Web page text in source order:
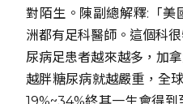
對陌生。陳副總解釋:「美
洲都有足科醫師。這個科
尿病足患者越來越多，加
越胖糖尿病就越嚴重，全